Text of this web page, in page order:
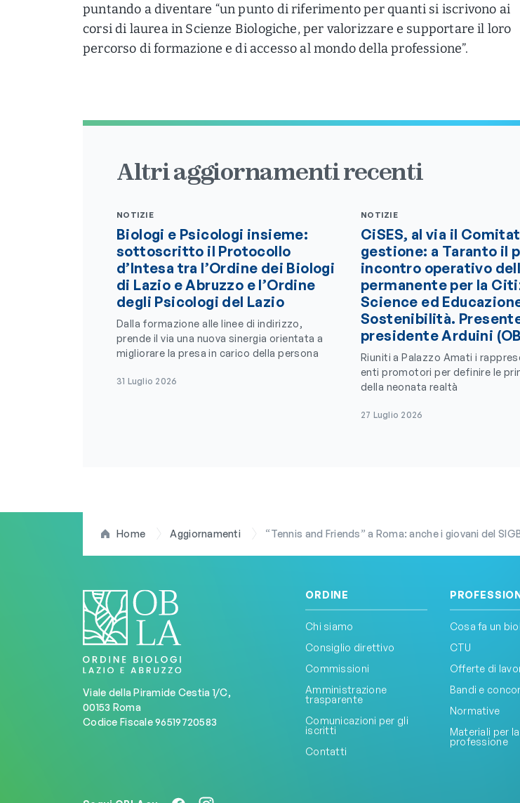
puntando a diventare “un punto di riferimento per quanti si iscrivono ai
corsi di laurea in Scienze Biologiche, per valorizzare e supportare il loro
percorso di formazione e di accesso al mondo della professione”.
Altri aggiornamenti recenti
NOTIZIE
Biologi e Psicologi insieme:
sottoscritto il Protocollo
d’Intesa tra l’Ordine dei Biologi
di Lazio e Abruzzo e l’Ordine
degli Psicologi del Lazio
Dalla formazione alle linee di indirizzo,
prende il via una nuova sinergia orientata a
migliorare la presa in carico della persona
31 Luglio 2026
NOTIZIE
CiSES, al via il
gestione: a Taranto il
incontro operativo
permanente per la
Science ed
Sostenibilità.
presidente Arduini
Riuniti a Palazzo Amati i
enti promotori per definire le
della neonata realtà
27 Luglio 2026
Home Aggiornamenti “Tennis and Friends” a Roma: anche i giovani del
Viale della Piramide Cestia 1/C,
00153 Roma
Codice Fiscale 96519720583
ORDINE
Chi siamo
Consiglio direttivo
Commissioni
Amministrazione
trasparente
Comunicazioni per gli
iscritti
Contatti
Cosa fa un
CTU
Offerte di
Bandi e
Normative
Materiali per la
professione